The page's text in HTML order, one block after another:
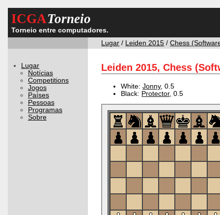
ICGATorneio
Torneio entre computadores.
Lugar / Leiden 2015 /Chess
Lugar
Notícias
Competitions
Jogos
Países
Pessoas
Programas
Sobre
Leiden 2015, Chess
White:Jonny, 0.5
Black: Protector, 0.5